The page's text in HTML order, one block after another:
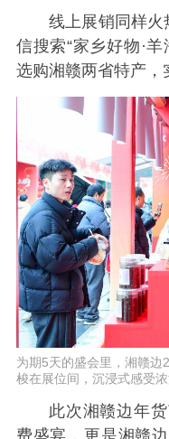
线上展销同样
信搜索“家乡好物·
选购湘赣两省特产，
为期5天的盛会里，湘赣边
梭在展位间，沉浸式感受浓
此次湘赣边年